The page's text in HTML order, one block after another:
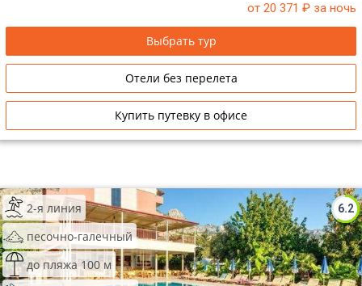
от 20 371 ₽ за ночь
Выбрать тур
Отели без перелета
Купить путевку в офисе
6.2
2-я линия
песочно-галечный
до пляжа 100 м